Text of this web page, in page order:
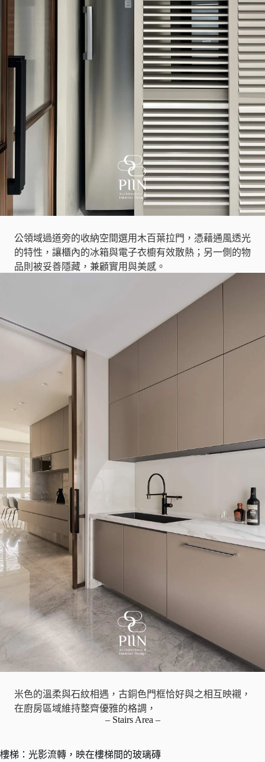
公領域過道旁的收納空間選用木百葉拉門，憑藉通風透光
的特性，讓櫃內的冰箱與電子衣櫥有效散熱；另一側的物
品則被妥善隱藏，兼顧實用與美感。
米色的溫柔與石紋相遇，古銅色門框恰好與之相互映襯，
在廚房區域維持整齊優雅的格調，
– Stairs Area –
樓梯：光影流轉，映在樓梯間的玻璃磚